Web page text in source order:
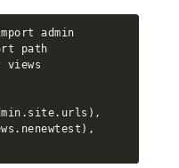
admin
path
views